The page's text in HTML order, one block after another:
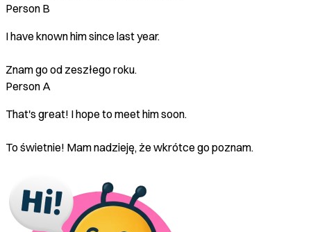
Person B
I have known him since last year.
Znam go od zeszłego roku.
Person A
That's great! I hope to meet him soon.
To świetnie! Mam nadzieję, że wkrótce go poznam.